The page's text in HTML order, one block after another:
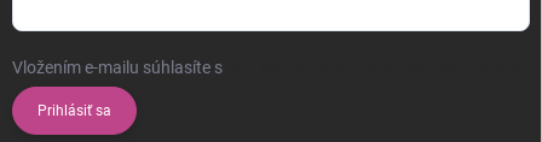
Vložením e-mailu súhlasíte s
Prihlásiť sa